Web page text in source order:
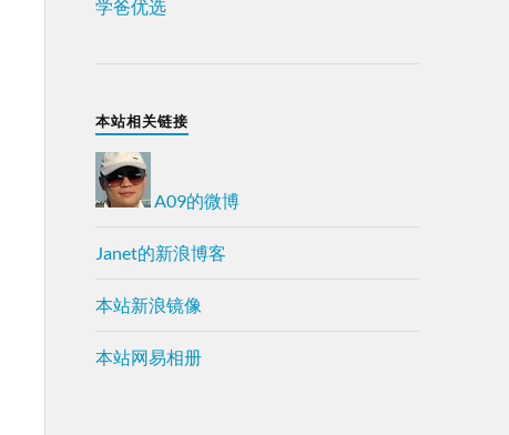
学爸优选
本站相关链接
A09的微博
Janet的新浪博客
本站新浪镜像
本站网易相册